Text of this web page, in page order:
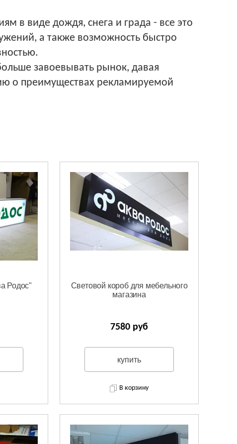
в виде дождя, снега и града - все это
а также возможность быстро
завоевывать рынок, давая
о преимуществах рекламируемой
Родос"
Световой короб для мебельного
магазина
7580 руб
купить
В корзину